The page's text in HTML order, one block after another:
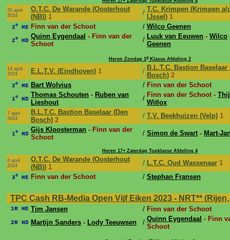
20 april
2024
O.T.C. De Warande (Oosterhout
(NB)) 1
/ T.C. Krimpen (Krimpen a/
IJssel) 1
2e HE Finn van der Schoot / Wilco Geenen
2e HD
Quinn Eygendaal - Finn van der
Schoot
/ Luuk van Eeuwen - Wilco
Geenen
Heren Zondag 1e Klasse Afdeling 2
14 april
2024
E.L.T.V. (Eindhoven) 1 / B.L.T.C. Bastion Baselaar
Bosch) 2
2e HE Bart Wolvius / Finn van der Schoot
1e HD
Thomas Schouten - Ruben van
Lieshout
/ Finn van der Schoot -
Witlox
7 april
2024
B.L.T.C. Bastion Baselaar (Den
Bosch) 2
/ T.V. Beekhuizen (Velp) 1
1e HD
Gijs Kloosterman - Finn van der
Schoot
/ Simon de Swart- Mart-
Heren 17+ Zaterdag Topklasse Afdeling 4
6 april
2024
O.T.C. De Warande (Oosterhout
(NB)) 1
/ L.T.C. Oud Wassenaar 1
3e HE Finn van der Schoot / Stephan Fransen
TPC Cash RB-Media Open Vijf Eiken 2023 - NRT**
1R HE Tim Jansen / Finn van der Schoot
2R HD Martijn Sanders - Lody Teeuwsen / Quinn Eygendaal - Finn
Schoot